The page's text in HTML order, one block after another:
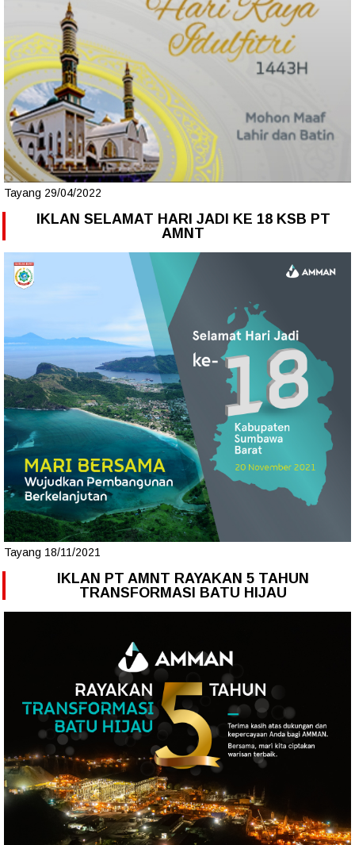
Tayang 29/04/2022
IKLAN SELAMAT HARI JADI KE 18 KSB PT
AMNT
Tayang 18/11/2021
IKLAN PT AMNT RAYAKAN 5 TAHUN
TRANSFORMASI BATU HIJAU